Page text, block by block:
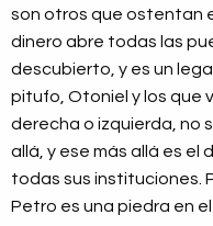
son otros que ostentan
dinero abre todas las
descubierto, y es un
pitufo, Otoniel y los que
derecha o izquierda, no
allá, y ese más allá es el
todas sus instituciones.
Petro es una piedra en